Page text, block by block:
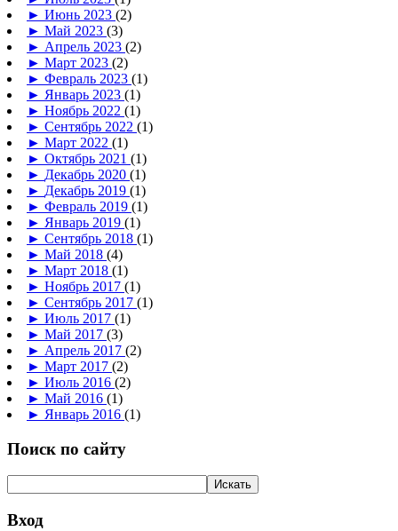
► Июнь 2023 (2)
► Май 2023 (3)
► Апрель 2023 (2)
► Март 2023 (2)
► Февраль 2023 (1)
► Январь 2023 (1)
► Ноябрь 2022 (1)
► Сентябрь 2022 (1)
► Март 2022 (1)
► Октябрь 2021 (1)
► Декабрь 2020 (1)
► Декабрь 2019 (1)
► Февраль 2019 (1)
► Январь 2019 (1)
► Сентябрь 2018 (1)
► Май 2018 (4)
► Март 2018 (1)
► Ноябрь 2017 (1)
► Сентябрь 2017 (1)
► Июль 2017 (1)
► Май 2017 (3)
► Апрель 2017 (2)
► Март 2017 (2)
► Июль 2016 (2)
► Май 2016 (1)
► Январь 2016 (1)
Поиск по сайту
Вход